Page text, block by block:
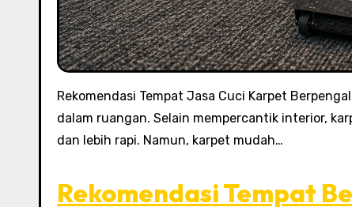
Rekomendasi Tempat Jasa Cuci Karpet
dalam ruangan. Selain mempercantik interior,
dan lebih rapi. Namun, karpet mudah…
Rekomendasi Tempat